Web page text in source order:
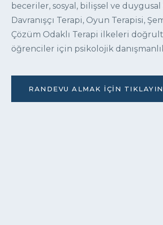
beceriler, sosyal, bilişsel ve
Davranışçı Terapi, Oyun Terapisi,
Çözüm Odaklı Terapi ilkeleri
öğrenciler için psikolojik
RANDEVU ALMAK İÇIN TIKLAYIN